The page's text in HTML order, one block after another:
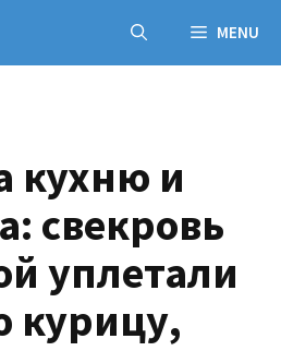
MENU
кухню и
свекровь
уплетали
курицу,